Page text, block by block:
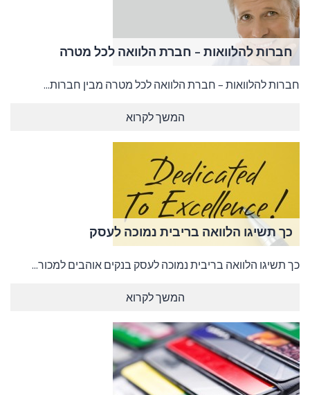
חברות להלוואות – חברת הלוואה לכל מטרה
חברות להלוואות – חברת הלוואה לכל מטרה מבין חברות...
המשך לקרוא
כך תשיגו הלוואה בריבית נמוכה לעסק
כך תשיגו הלוואה בריבית נמוכה לעסק בנקים אוהבים למכור...
המשך לקרוא